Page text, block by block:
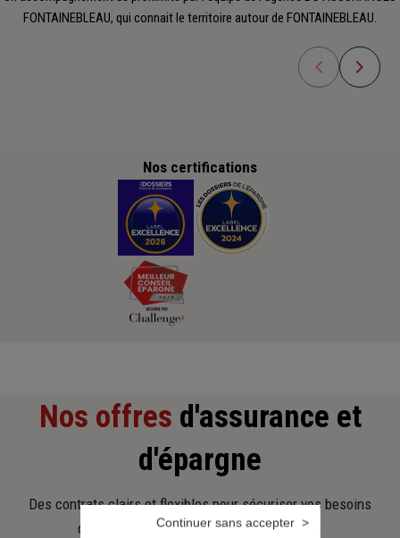
FONTAINEBLEAU, qui connait le territoire autour de FONTAINEBLEAU.
Nos certifications
Nos offres d'assurance et
d'épargne
Des contrats clairs et flexibles pour sécuriser vos besoins
d’aujourd’hui et anticiper ceux de demain.
Continuer sans accepter